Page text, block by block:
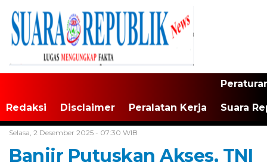
Redaksi Disclaimer Peralatan Kerja Suara
Selasa, 2 Desember 2025 - 07:30 WIB
Banjir Putuskan Akses, TNI